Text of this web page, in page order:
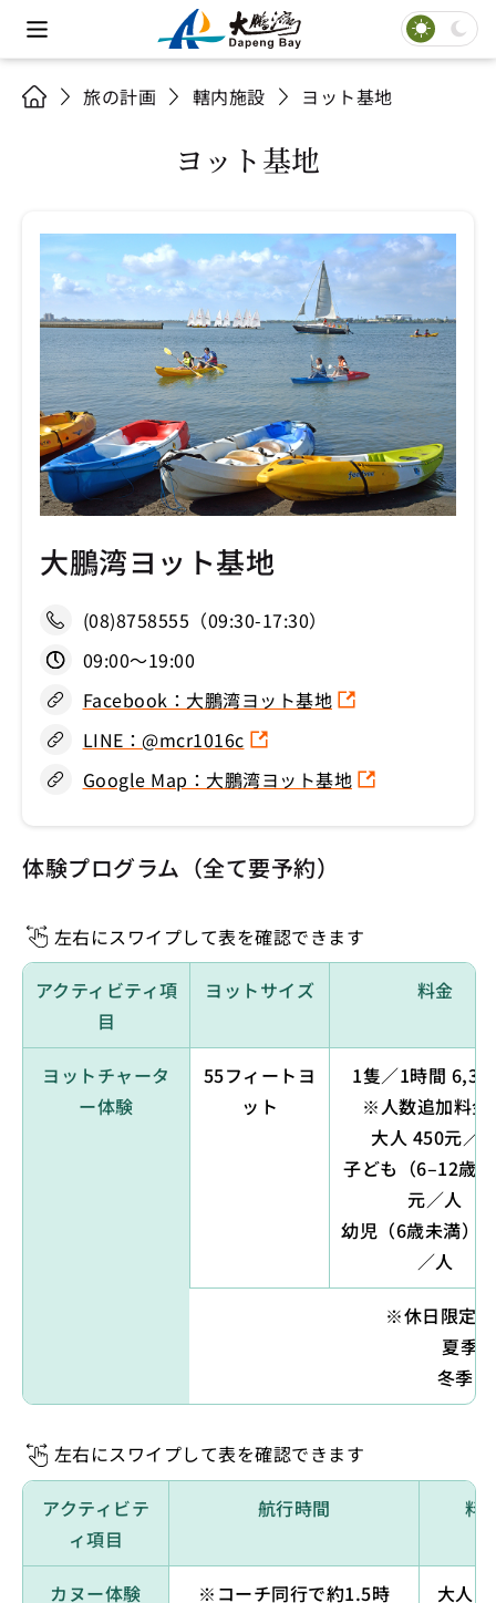
旅の計画 轄内施設 ヨット基地
ヨット基地
大鵬湾ヨット基地
(08)8758555（09:30-17:30）
09:00〜19:00
Facebook：大鵬湾ヨット基地
LINE：@mcr1016c
Google Map：大鵬湾ヨット基地
体験プログラム（全て要予約）
左右にスワイプして表を確認できます
アクティビティ項
目
ヨットサイズ 料金
ヨットチャータ
ー体験
55フィートヨ
ット
1隻／1時間
※人数追加料金
大人 450元／
子ども（6–12歳
元／人
幼児（6歳未満）
／人
※休日限定
夏季
冬季（
左右にスワイプして表を確認できます
アクティビテ
ィ項目
航行時間 料
カヌー体験
※コーチ同行で約1.5時
大人